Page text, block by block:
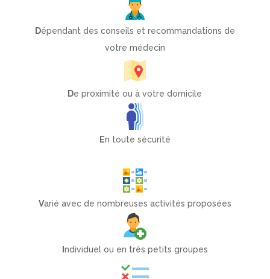
Dépendant des conseils et recommandations de
votre médecin
De proximité ou à votre domicile
En toute sécurité
Varié avec de nombreuses activités proposées
ndividuel ou en très petits groupes